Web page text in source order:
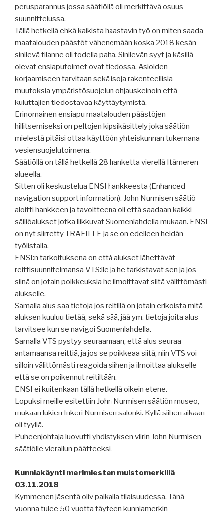
perusparannus jossa säätiöllä oli merkittävä osuus
suunnittelussa.
Tällä hetkellä ehkä kaikista haastavin työ on miten saada
maatalouden päästöt vähenemään koska 2018 kesän
sinilevä tilanne oli todella paha. Sinilevän syyt ja käsillä
olevat ensiaputoimet ovat tiedossa. Asioiden
korjaamiseen tarvitaan sekä isoja rakenteellisia
muutoksia ympäristösuojelun ohjauskeinoin että
kuluttajien tiedostavaa käyttäytymistä.
Erinomainen ensiapu maatalouden päästöjen
hillitsemiseksi on peltojen kipsikäsittely joka säätiön
mielestä pitäisi ottaa käyttöön yhteiskunnan tukemana
vesiensuojelutoimena.
Säätiöllä on tällä hetkellä 28 hanketta vierellä Itämeren
alueella.
Sitten oli keskustelua ENSI hankkeesta (Enhanced
navigation support information). John Nurmisen säätiö
aloitti hankkeen ja tavoitteena oli että saadaan kaikki
säiliöalukset jotka liikkuvat Suomenlahdella mukaan. ENSI
on nyt siirretty TRAFILLE ja se on edelleen heidän
työlistalla.
ENSI:n tarkoituksena on että alukset lähettävät
reittisuunnitelmansa VTS:lle ja he tarkistavat sen ja jos
siinä on jotain poikkeuksia he ilmoittavat siitä välittömästi
alukselle.
Samalla alus saa tietoja jos reitillä on jotain erikoista mitä
aluksen kuuluu tietää, sekä sää, jää ym. tietoja joita alus
tarvitsee kun se navigoi Suomenlahdella.
Samalla VTS pystyy seuraamaan, että alus seuraa
antamaansa reittiä, ja jos se poikkeaa siitä, niin VTS voi
silloin välittömästi reagoida siihen ja ilmoittaa alukselle
että se on poikennut reitiltään.
ENSI ei kuitenkaan tällä hetkellä oikein etene.
Lopuksi meille esitettiin John Nurmisen säätiön museo,
mukaan lukien Inkeri Nurmisen salonki. Kyllä siihen aikaan
oli tyyliä.
Puheenjohtaja luovutti yhdistyksen viirin John Nurmisen
säätiölle vierailun päätteeksi.
Kunniakäynti merimiesten muistomerkillä
03.11.2018
Kymmenen jäsentä oliv paikalla tilaisuudessa. Tänä
vuonna tulee 50 vuotta täyteen kunniamerkin